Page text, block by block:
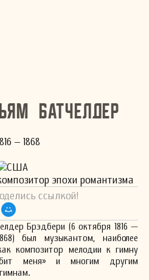
Батчелдер
– 1868
США
эпохи романтизма
ссылкой!
Брэдбери (6 октября 1816 —
был музыкантом, наиболее
композитор мелодии к гимну
меня» и многим другим